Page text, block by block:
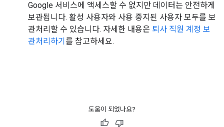
Google 서비스에 액세스할 수 없지만 데이터는 안전하게
보관됩니다. 활성 사용자와 사용 중지된 사용자 모두를 보
관처리할 수 있습니다. 자세한 내용은 퇴사 직원 계정 보
관처리하기 를 참고하세요.
도움이 되었나요?